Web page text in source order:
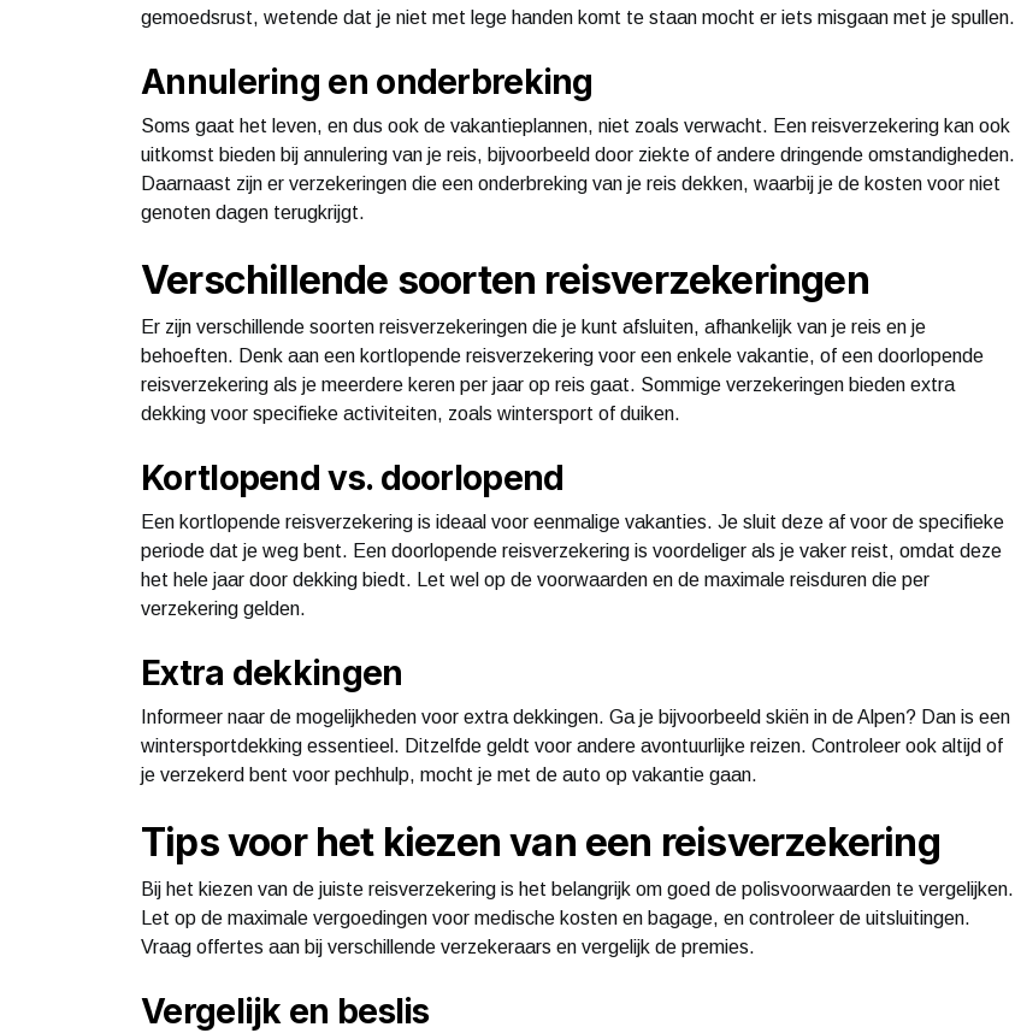
gemoedsrust, wetende dat je niet met lege handen komt te staan mocht er iets misgaan met je spullen.
Annulering en onderbreking
Soms gaat het leven, en dus ook de vakantieplannen, niet zoals verwacht. Een reisverzekering kan ook
uitkomst bieden bij annulering van je reis, bijvoorbeeld door ziekte of andere dringende omstandigheden.
Daarnaast zijn er verzekeringen die een onderbreking van je reis dekken, waarbij je de kosten voor niet
genoten dagen terugkrijgt.
Verschillende soorten reisverzekeringen
Er zijn verschillende soorten reisverzekeringen die je kunt afsluiten, afhankelijk van je reis en je
behoeften. Denk aan een kortlopende reisverzekering voor een enkele vakantie, of een doorlopende
reisverzekering als je meerdere keren per jaar op reis gaat. Sommige verzekeringen bieden extra
dekking voor specifieke activiteiten, zoals wintersport of duiken.
Kortlopend vs. doorlopend
Een kortlopende reisverzekering is ideaal voor eenmalige vakanties. Je sluit deze af voor de specifieke
periode dat je weg bent. Een doorlopende reisverzekering is voordeliger als je vaker reist, omdat deze
het hele jaar door dekking biedt. Let wel op de voorwaarden en de maximale reisduren die per
verzekering gelden.
Extra dekkingen
Informeer naar de mogelijkheden voor extra dekkingen. Ga je bijvoorbeeld skiën in de Alpen? Dan is een
wintersportdekking essentieel. Ditzelfde geldt voor andere avontuurlijke reizen. Controleer ook altijd of
je verzekerd bent voor pechhulp, mocht je met de auto op vakantie gaan.
Tips voor het kiezen van een reisverzekering
Bij het kiezen van de juiste reisverzekering is het belangrijk om goed de polisvoorwaarden te vergelijken.
Let op de maximale vergoedingen voor medische kosten en bagage, en controleer de uitsluitingen.
Vraag offertes aan bij verschillende verzekeraars en vergelijk de premies.
Vergelijk en beslis